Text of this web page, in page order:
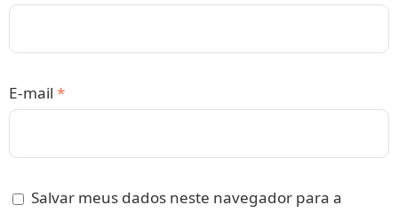
E-mail *
Salvar meus dados neste navegador para a